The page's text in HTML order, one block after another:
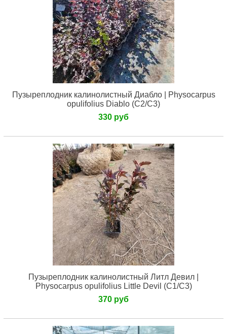
Пузыреплодник калинолистный Диабло | Physocarpus
opulifolius Diablo (С2/С3)
330 руб
Пузыреплодник калинолистный Литл Девил |
Physocarpus opulifolius Little Devil (С1/С3)
370 руб